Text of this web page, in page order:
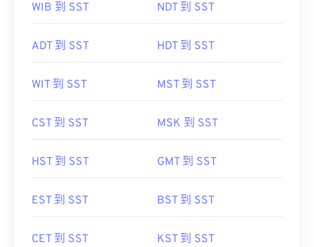
WIB 到 SST NDT 到 SST
ADT 到 SST HDT 到 SST
WIT 到 SST MST 到 SST
CST 到 SST MSK 到 SST
HST 到 SST GMT 到 SST
EST 到 SST BST 到 SST
CET 到 SST KST 到 SST